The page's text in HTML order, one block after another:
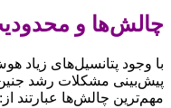
چالش‌ها و
با وجود پتانسیل‌های زیاد
پیش‌بینی مشکلات رشد
مهم‌ترین چالش‌ها عبارتند از: